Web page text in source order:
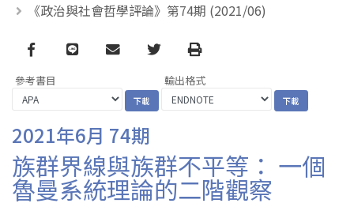
《政治與社會哲學評論》第74期 (2021/06)
Facebook
line email TwitterPrint
參考書目 輸出格式
2021年6月 74期
族群界線與族群不平等： 一個
魯曼系統理論的二階觀察